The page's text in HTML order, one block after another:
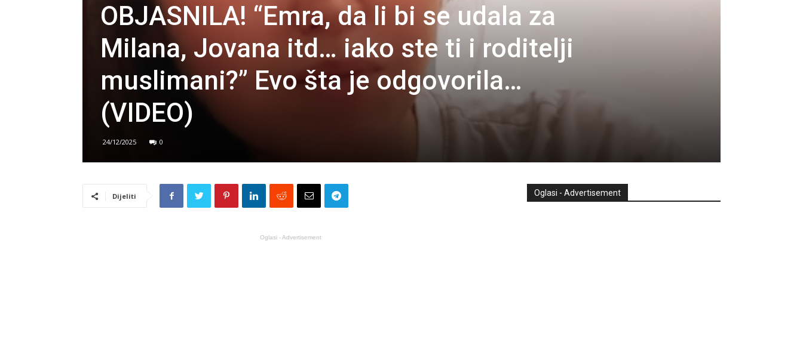
OBJASNILA! “Emra, da li bi se udala za
Milana, Jovana itd… iako ste ti i roditelji
muslimani?” Evo šta je odgovorila…
(VIDEO)
24/12/2025 0
Dijeliti
Oglasi - Advertisement
Oglasi - Advertisement